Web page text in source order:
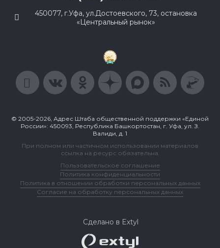
450077, г.Уфа, ул.Достоевского, 73, остановка
«Центральный рынок»
© 2005-2026, Адрес Штаба общественной поддержки «Единой
России»: 450093, Республика Башкортостан, г. Уфа, ул. З.
Валиди, д. 1
При полном или частичном использовании материалов
ссылка на ресурс обязательна.
Пользовательское соглашение
Политика конфиденциальности
Политика в отношении обработки персональных данных
Согласие на обработку персональных данных
Сделано в Extyl